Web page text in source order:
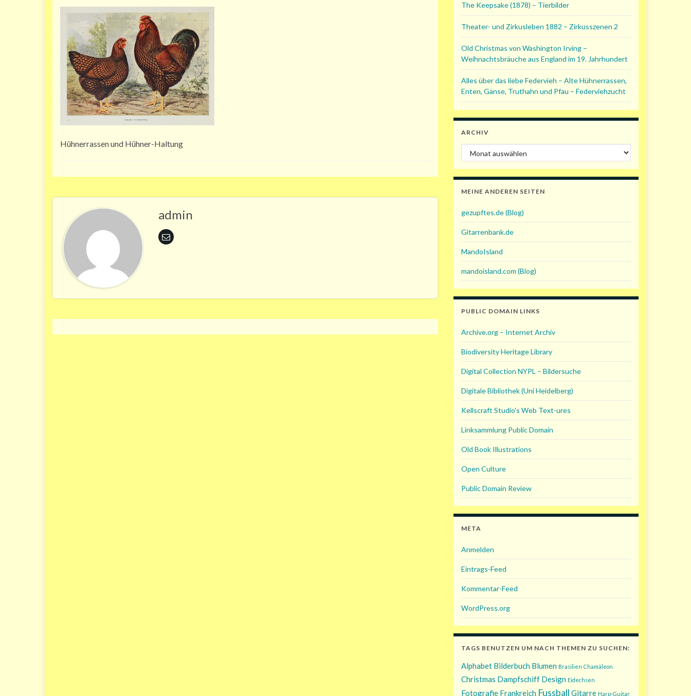
Hühnerrassen und Hühner-Haltung
admin
The Keepsake (1878) – Tierbilder
Theater- und Zirkusleben 1882 – Zirkusszenen 2
Old Christmas von Washington Irving –
Weihnachtsbräuche aus England im 19. Jahrhundert
Alles über das liebe Federvieh – Alte Hühnerrassen,
Enten, Gänse, Truthahn und Pfau – Federviehzucht
ARCHIV
Archiv
MEINE ANDEREN SEITEN
gezupftes.de (Blog)
Gitarrenbank.de
MandoIsland
mandoisland.com (Blog)
PUBLIC DOMAIN LINKS
Archive.org – Internet Archiv
Biodiversity Heritage Library
Digital Collection NYPL – Bildersuche
Digitale Bibliothek (Uni Heidelberg)
Kellscraft Studio's Web Text-ures
Linksammlung Public Domain
Old Book Illustrations
Open Culture
Public Domain Review
META
Anmelden
Eintrags-Feed
Kommentar-Feed
WordPress.org
TAGS BENUTZEN UM NACH THEMEN ZU SUCHEN:
Alphabet Bilderbuch Blumen Brasilien Chamäleon
Christmas Dampfschiff Design Eidechsen
Fotografie Frankreich Fussball Gitarre Harp-Guitar